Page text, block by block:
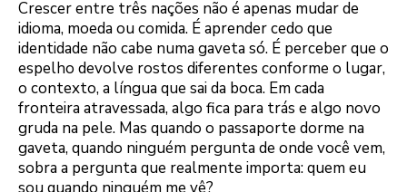
Crescer entre três nações não é apenas mudar de
idioma, moeda ou comida. É aprender cedo que
identidade não cabe numa gaveta só. É perceber que o
espelho devolve rostos diferentes conforme o lugar,
o contexto, a língua que sai da boca. Em cada
fronteira atravessada, algo fica para trás e algo novo
gruda na pele. Mas quando o passaporte dorme na
gaveta, quando ninguém pergunta de onde você vem,
sobra a pergunta que realmente importa: quem eu
sou quando ninguém me vê?